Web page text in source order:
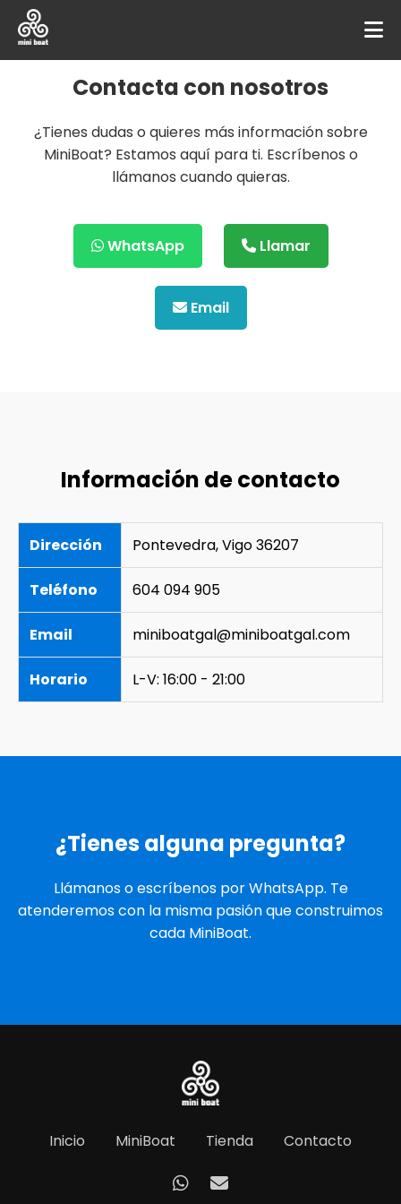
Contacta con nosotros
¿Tienes dudas o quieres más información sobre
MiniBoat? Estamos aquí para ti. Escríbenos o
llámanos cuando quieras.
WhatsApp Llamar
Email
Información de contacto
Dirección Pontevedra, Vigo 36207
Teléfono 604 094 905
Email miniboatgal@miniboatgal.com
Horario L-V: 16:00 - 21:00
¿Tienes alguna pregunta?
Llámanos o escríbenos por WhatsApp. Te
atenderemos con la misma pasión que construimos
cada MiniBoat.
Inicio MiniBoat Tienda Contacto